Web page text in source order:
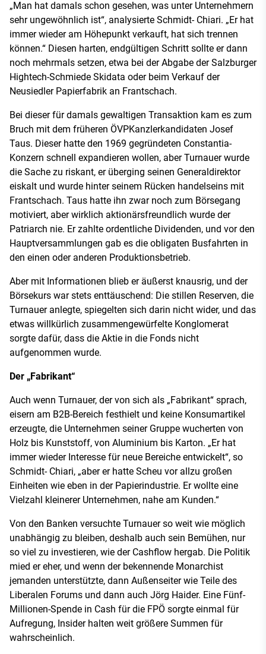
„Man hat damals schon gesehen, was unter Unternehmern
sehr ungewöhnlich ist“, analysierte Schmidt- Chiari. „Er hat
immer wieder am Höhepunkt verkauft, hat sich trennen
können.“ Diesen harten, endgültigen Schritt sollte er dann
noch mehrmals setzen, etwa bei der Abgabe der Salzburger
Hightech-Schmiede Skidata oder beim Verkauf der
Neusiedler Papierfabrik an Frantschach.
Bei dieser für damals gewaltigen Transaktion kam es zum
Bruch mit dem früheren ÖVPKanzlerkandidaten Josef
Taus. Dieser hatte den 1969 gegründeten Constantia-
Konzern schnell expandieren wollen, aber Turnauer wurde
die Sache zu riskant, er überging seinen Generaldirektor
eiskalt und wurde hinter seinem Rücken handelseins mit
Frantschach. Taus hatte ihn zwar noch zum Börsegang
motiviert, aber wirklich aktionärsfreundlich wurde der
Patriarch nie. Er zahlte ordentliche Dividenden, und vor den
Hauptversammlungen gab es die obligaten Busfahrten in
den einen oder anderen Produktionsbetrieb.
Aber mit Informationen blieb er äußerst knausrig, und der
Börsekurs war stets enttäuschend: Die stillen Reserven, die
Turnauer anlegte, spiegelten sich darin nicht wider, und das
etwas willkürlich zusammengewürfelte Konglomerat
sorgte dafür, dass die Aktie in die Fonds nicht
aufgenommen wurde.
Der „Fabrikant“
Auch wenn Turnauer, der von sich als „Fabrikant“ sprach,
eisern am B2B-Bereich festhielt und keine Konsumartikel
erzeugte, die Unternehmen seiner Gruppe wucherten von
Holz bis Kunststoff, von Aluminium bis Karton. „Er hat
immer wieder Interesse für neue Bereiche entwickelt“, so
Schmidt- Chiari, „aber er hatte Scheu vor allzu großen
Einheiten wie eben in der Papierindustrie. Er wollte eine
Vielzahl kleinerer Unternehmen, nahe am Kunden.“
Von den Banken versuchte Turnauer so weit wie möglich
unabhängig zu bleiben, deshalb auch sein Bemühen, nur
so viel zu investieren, wie der Cashflow hergab. Die Politik
mied er eher, und wenn der bekennende Monarchist
jemanden unterstützte, dann Außenseiter wie Teile des
Liberalen Forums und dann auch Jörg Haider. Eine Fünf-
Millionen-Spende in Cash für die FPÖ sorgte einmal für
Aufregung, Insider halten weit größere Summen für
wahrscheinlich.